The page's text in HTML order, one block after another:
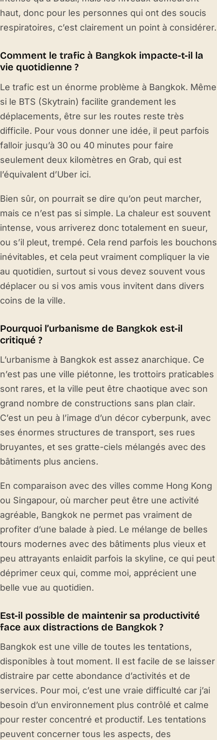
haut, donc pour les personnes qui ont des soucis
respiratoires, c’est clairement un point à considérer.
Comment le trafic à Bangkok impacte-t-il la
vie quotidienne ?
Le trafic est un énorme problème à Bangkok. Même
si le BTS (Skytrain) facilite grandement les
déplacements, être sur les routes reste très
difficile. Pour vous donner une idée, il peut parfois
falloir jusqu’à 30 ou 40 minutes pour faire
seulement deux kilomètres en Grab, qui est
l’équivalent d’Uber ici.
Bien sûr, on pourrait se dire qu’on peut marcher,
mais ce n’est pas si simple. La chaleur est souvent
intense, vous arriverez donc totalement en sueur,
ou s’il pleut, trempé. Cela rend parfois les bouchons
inévitables, et cela peut vraiment compliquer la vie
au quotidien, surtout si vous devez souvent vous
déplacer ou si vos amis vous invitent dans divers
coins de la ville.
Pourquoi l’urbanisme de Bangkok est-il
critiqué ?
L’urbanisme à Bangkok est assez anarchique. Ce
n’est pas une ville piétonne, les trottoirs praticables
sont rares, et la ville peut être chaotique avec son
grand nombre de constructions sans plan clair.
C’est un peu à l’image d’un décor cyberpunk, avec
ses énormes structures de transport, ses rues
bruyantes, et ses gratte-ciels mélangés avec des
bâtiments plus anciens.
En comparaison avec des villes comme Hong Kong
ou Singapour, où marcher peut être une activité
agréable, Bangkok ne permet pas vraiment de
profiter d’une balade à pied. Le mélange de belles
tours modernes avec des bâtiments plus vieux et
peu attrayants enlaidit parfois la skyline, ce qui peut
déprimer ceux qui, comme moi, apprécient une
belle vue au quotidien.
Est-il possible de maintenir sa productivité
face aux distractions de Bangkok ?
Bangkok est une ville de toutes les tentations,
disponibles à tout moment. Il est facile de se laisser
distraire par cette abondance d’activités et de
services. Pour moi, c’est une vraie difficulté car j’ai
besoin d’un environnement plus contrôlé et calme
pour rester concentré et productif. Les tentations
peuvent concerner tous les aspects, des